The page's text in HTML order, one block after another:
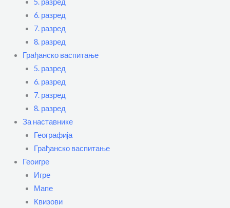
6. разред
7. разред
8. разред
Грађанско васпитање
5. разред
6. разред
7. разред
8. разред
За наставнике
Географија
Грађанско васпитање
Геоигре
Игре
Мапе
Квизови